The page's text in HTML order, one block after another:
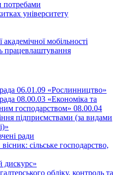
потребами
університету
мобільності
працевлаштування
06.01.09 «Рослинництво»
08.00.03 «Економіка та
господарством» 08.00.04
підприємствами (за видами
ради
сільське господарство,
дискурс»
обліку, контроль та